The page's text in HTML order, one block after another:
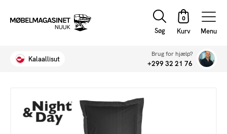
Søg Menu
Kalaallisut
Brug for hjælp?
+299 32 21 76